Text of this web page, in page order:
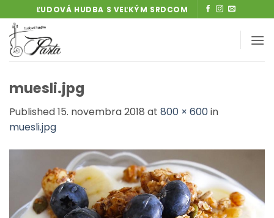
to
content
ĽUDOVÁ HUDBA S VEĽKÝM SRDCOM
muesli.jpg
Published15. novembra 2018 at 800 × 600in
muesli.jpg